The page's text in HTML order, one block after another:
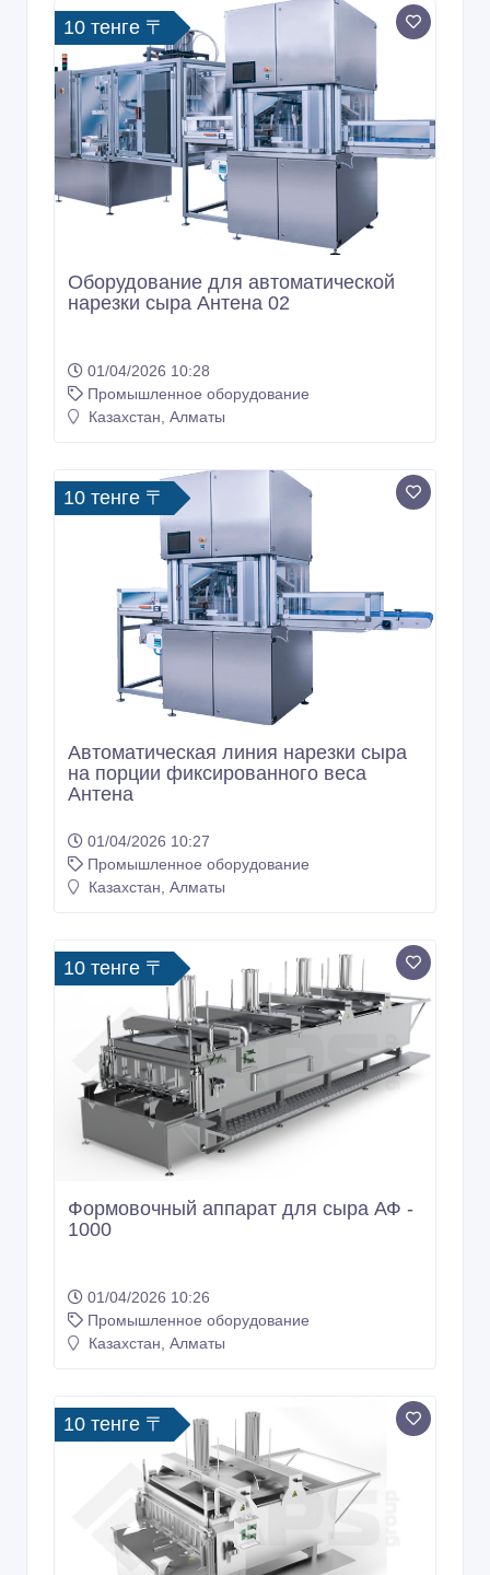
10 тенге 〒
Оборудование для автоматической
нарезки сыра Антена 02
01/04/2026 10:28
Промышленное оборудование
Казахстан, Алматы
10 тенге 〒
Автоматическая линия нарезки сыра
на порции фиксированного веса
Антена
01/04/2026 10:27
Промышленное оборудование
Казахстан, Алматы
10 тенге 〒
Формовочный аппарат для сыра АФ -
1000
01/04/2026 10:26
Промышленное оборудование
Казахстан, Алматы
10 тенге 〒